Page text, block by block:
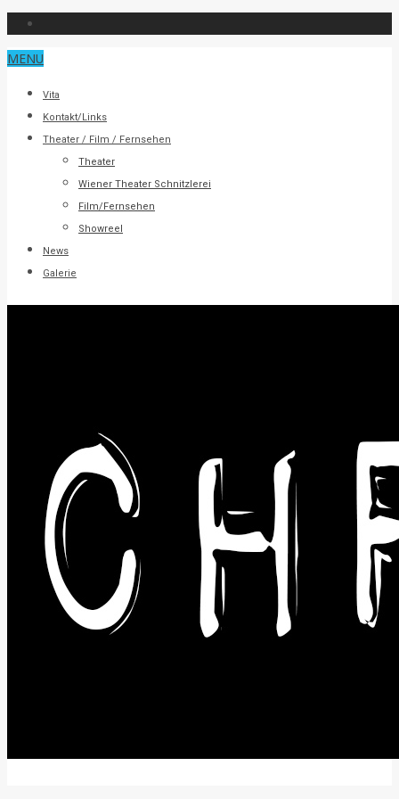
MENU
Vita
Kontakt/Links
Theater / Film / Fernsehen
Theater
Wiener Theater Schnitzlerei
Film/Fernsehen
Showreel
News
Galerie